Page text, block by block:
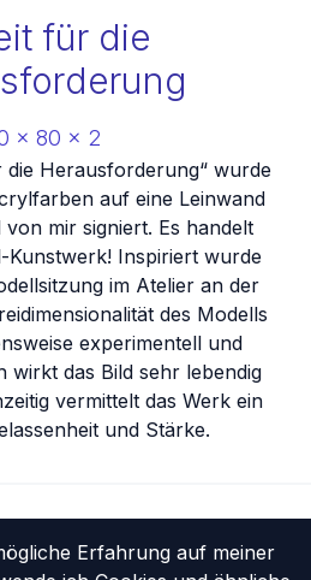
für die
x 80 x 2
die Herausforderung“ wurde
auf eine Leinwand
mir signiert. Es handelt
Kunstwerk! Inspiriert wurde
im Atelier an der
des Modells
experimentell und
wirkt das Bild sehr lebendig
vermittelt das Werk ein
und Stärke.
Erfahrung auf meiner
Portfolio